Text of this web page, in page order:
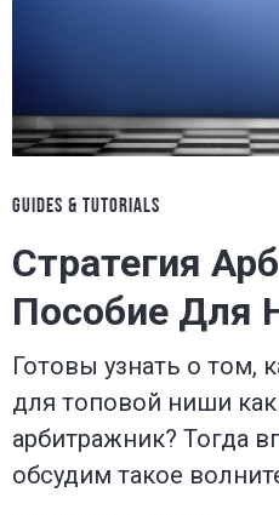
GUIDES & TUTORIALS
Стратегия
Пособие Для
Готовы узнать о том,
для топовой ниши
арбитражник? Тогда
обсудим такое